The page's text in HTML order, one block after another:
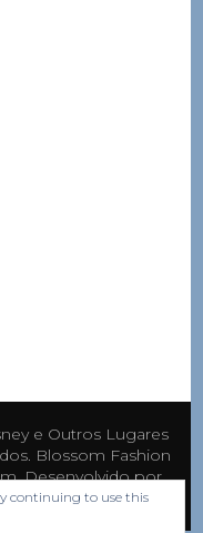
e Outros Lugares
Blossom Fashion
. Desenvolvido por
continuing to use this